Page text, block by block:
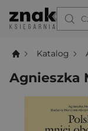
Katalog
Agnieszka